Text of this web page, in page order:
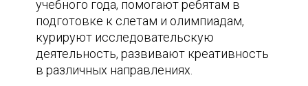
учебного года, помогают ребятам в
подготовке к слетам и олимпиадам,
курируют исследовательскую
деятельность, развивают креативность
в различных направлениях.